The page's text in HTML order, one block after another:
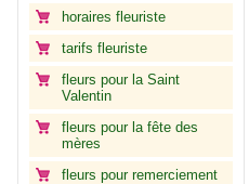
horaires fleuriste
tarifs fleuriste
fleurs pour la Saint
Valentin
fleurs pour la fête des
mères
fleurs pour remerciement